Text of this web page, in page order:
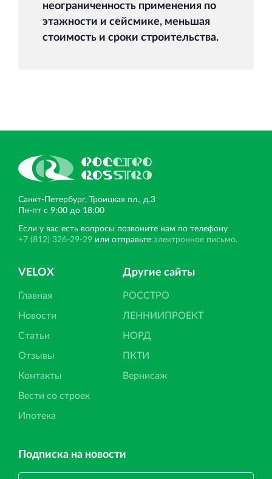
неограниченность применения по
этажности и сейсмике, меньшая
стоимость и сроки строительства.
Санкт‐Петербург, Троицкая пл., д.3
Пн‐пт с 9:00 до 18:00
Если у вас есть вопросы позвоните нам по телефону
+7 (812) 326-29-29 или отправьте электронное письмо.
VELOX
Главная
Новости
Статьи
Отзывы
Контакты
Вести со строек
Ипотека
Другие сайты
РОССТРО
ЛЕННИИПРОЕКТ
НОРД
ПКТИ
Вернисаж
Подписка на новости